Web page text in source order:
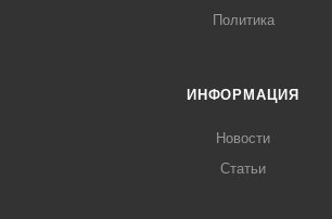
Политика
ИНФОРМАЦИЯ
Новости
Статьи